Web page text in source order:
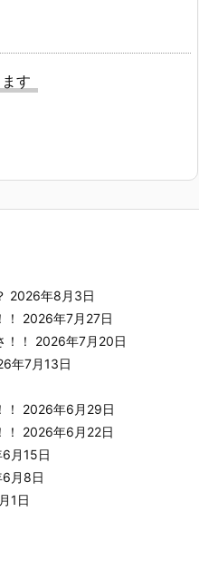
す
2026年8月3日
2026年7月27日
！
2026年7月20日
年7月13日
2026年6月29日
2026年6月22日
月15日
月8日
1日